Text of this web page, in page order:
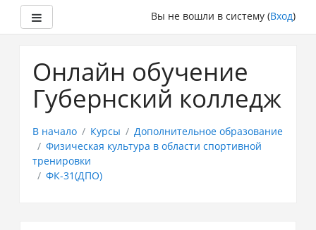
основному
Вы не вошли в систему (Вход)
Онлайн обучение
Губернский колледж
В начало Курсы
Дополнительное образование
Физическая культура в области спортивной
тренировки
ФК-31(ДПО)